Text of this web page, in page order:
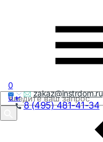
zakaz@instrdom.ru
8 (495) 481-41-34
0
0₽